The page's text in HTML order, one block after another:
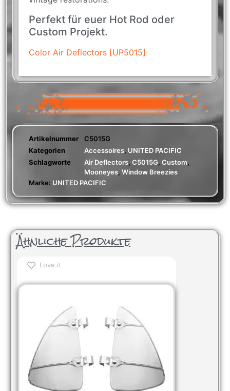
Perfekt für euer Hot Rod oder
Custom Projekt.
Color Air Deflectors [UP5015]
Artikelnummer
C5015G
Kategorien
Accessoires, UNITED PACIFIC
Schlagworte
Air Deflectors, C5015G, Custom,
Mooneyes, Window Breezies
Marke: UNITED PACIFIC
Ähnliche Produkte
Love it